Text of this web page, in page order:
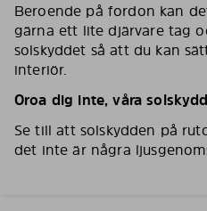
Beroende på fordon kan
gärna ett lite djärvare tag
solskyddet så att du kan
interiör.
Oroa dig inte, våra
Se till att solskydden på
det inte är några